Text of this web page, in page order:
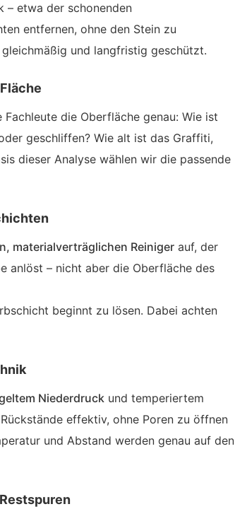
– etwa der schonenden
entfernen, ohne den Stein zu
und langfristig geschützt.
die Oberfläche genau: Wie ist
geschliffen? Wie alt ist das Graffiti,
dieser Analyse wählen wir die passende
materialverträglichen Reiniger auf, der
anlöst – nicht aber die Oberfläche des
beginnt zu lösen. Dabei achten
Niederdruck und temperiertem
effektiv, ohne Poren zu öffnen
und Abstand werden genau auf den